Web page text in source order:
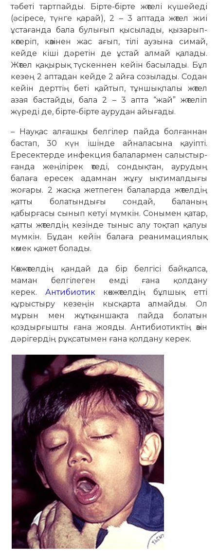
тәбеті тартпайды. Бірте-бірте жөтелі күшейеді
(әсіресе, түнге қарай), 2 – 3 аптада жөтел жиі
ұстағанда бала булығып қысылады, қызарып-
көгеріп, көзінен жас ағып, тілі аузына симай,
кейде кіші дәретін де ұстай алмай қалады.
Жөтел қақырық түскеннен кейін басылады. Бұл
кезең 2 аптадан кейде 2 айға созылады. Содан
кейін дерттің беті қайтып, тұншықпалы жөтел
азая бастайды, бала 2 – 3 апта “жай” жөтеліп
жүреді де, бірте-бірте аурудан айығады.
– Науқас алғашқы белгілер пайда болғаннан
бастап, 30 күн ішінде айналасына қауіпті.
Ересектерде инфекция балалармен салыстыр­
ғанда жеңілірек өтеді, сондықтан, аурудың
балаға ересек адамнан жұғу ықтималдығы
жоғары. 2 жасқа жетпеген балаларда жөтелдің
қатты болатындығы сондай, баланың
қабырғасы сынып кетуі мүмкін. Сонымен қатар,
қатты жөтелдің кезінде тыныс алу тоқтап қалуы
мүмкін. Бұдан кейін балаға реанимациялық
көмек қажет болады.
Көкжөтелдің қандай да бір белгісі байқалса,
маман белгілеген емді ғана қолдану
керек. Антибиотик көкжөтелдің бұлшық етті
құрыстыру кезеңін кысқарта алмайды. Ол
мұрын мен жұтқыншақта пайда болатын
қоздырғышты ғана жояды. Антибиотиктің өзін
дәрігердің рұқсатымен ғана қолдану керек.